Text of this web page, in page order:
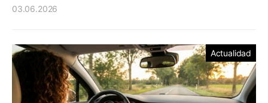
03.06.2026
Actualidad